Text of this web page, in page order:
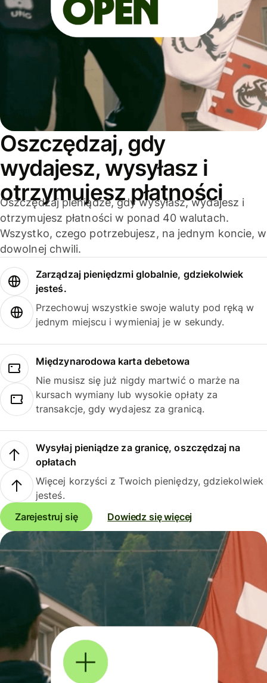
Oszczędzaj, gdy
wydajesz, wysyłasz i
otrzymujesz płatności
Oszczędzaj pieniądze, gdy wysyłasz, wydajesz i
otrzymujesz płatności w ponad 40 walutach.
Wszystko, czego potrzebujesz, na jednym koncie, w
dowolnej chwili.
Zarządzaj pieniędzmi globalnie, gdziekolwiek
jesteś.
Przechowuj wszystkie swoje waluty pod ręką w
jednym miejscu i wymieniaj je w sekundy.
Międzynarodowa karta debetowa
Nie musisz się już nigdy martwić o marże na
kursach wymiany lub wysokie opłaty za
transakcje, gdy wydajesz za granicą.
Wysyłaj pieniądze za granicę, oszczędzaj na
opłatach
Więcej korzyści z Twoich pieniędzy, gdziekolwiek
jesteś.
Zarejestruj się
Dowiedz się więcej